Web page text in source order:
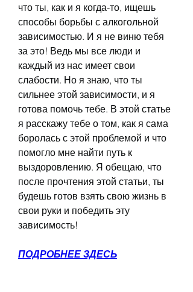
что ты, как и я когда-то, ищешь
способы борьбы с алкогольной
зависимостью. И я не виню тебя
за это! Ведь мы все люди и
каждый из нас имеет свои
слабости. Но я знаю, что ты
сильнее этой зависимости, и я
готова помочь тебе. В этой статье
я расскажу тебе о том, как я сама
боролась с этой проблемой и что
помогло мне найти путь к
выздоровлению. Я обещаю, что
после прочтения этой статьи, ты
будешь готов взять свою жизнь в
свои руки и победить эту
зависимость!
ПОДРОБНЕЕ ЗДЕСЬ